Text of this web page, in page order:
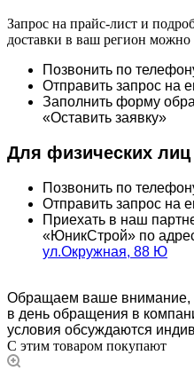
Запрос на прайс-лист и
доставки в ваш регион можно
Позвонить по
Отправить запрос на
Заполнить форму
«Оставить заявку»
Для физических лиц
Позвонить по
Отправить запрос на
Приехать в наш
«ЮникСтрой» по
ул.Окружная, 88 Ю
Обращаем ваше внимание,
в день обращения в
условия обсуждаются
С этим товаром покупают